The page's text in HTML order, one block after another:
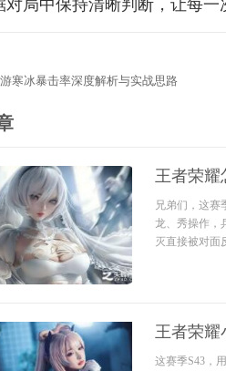
对局中保持清晰判断，让每一
寒冰暴击率深度解析与实战思路
王者荣耀
兄弟们，这赛
龙、秀操作，
灭直接被对面
王者荣耀
这赛季S43，